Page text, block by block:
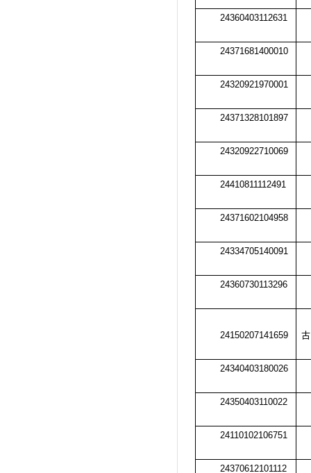
24360403112631
24371681400010
24320921970001
24371328101897
24320922710069
24410811112491
24371602104958
24334705140091
24360730113296
24150207141659 古
24340403180026
24350403110022
24110102106751
24370612101112